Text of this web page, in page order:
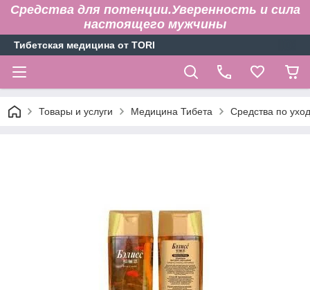
Средства для потенции.Уверенность и сила
настоящего мужчины
Тибетская медицина от TORI
Товары и услуги Медицина Тибета Средства по